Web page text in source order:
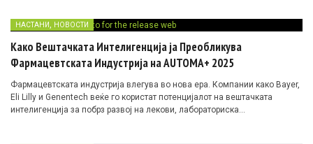
НАСТАНИ НОВОСТИ
Како Вештачката Интелигенција ја Преобликува
Фармацевтската Индустрија на AUTOMA+ 2025
Фармацевтската индустрија влегува во нова ера. Компании како Bayer,
Eli Lilly и Genentech веќе го користат потенцијалот на вештачката
интелигенција за побрз развој на лекови, лабораториска